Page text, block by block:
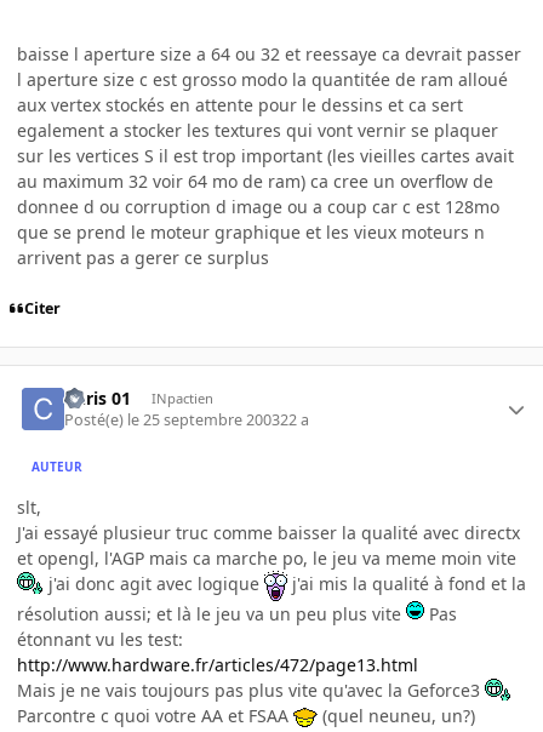
baisse l aperture size a 64 ou 32 et reessaye ca devrait passer
l aperture size c est grosso modo la quantitée de ram alloué
aux vertex stockés en attente pour le dessins et ca sert
egalement a stocker les textures qui vont vernir se plaquer
sur les vertices S il est trop important (les vieilles cartes avait
au maximum 32 voir 64 mo de ram) ca cree un overflow de
donnee d ou corruption d image ou a coup car c est 128mo
que se prend le moteur graphique et les vieux moteurs n
arrivent pas a gerer ce surplus
Citer
Chris 01 INpactien
Posté(e) le 25 septembre 200322 a
AUTEUR
slt,
J'ai essayé plusieur truc comme baisser la qualité avec directx
et opengl, l'AGP mais ca marche po, le jeu va meme moin vite
j'ai donc agit avec logique
j'ai mis la qualité à fond et la
résolution aussi; et là le jeu va un peu plus vite
Pas
étonnant vu les test:
http://www.hardware.fr/articles/472/page13.html
Mais je ne vais toujours pas plus vite qu'avec la Geforce3
Parcontre c quoi votre AA et FSAA
(quel neuneu, un?)